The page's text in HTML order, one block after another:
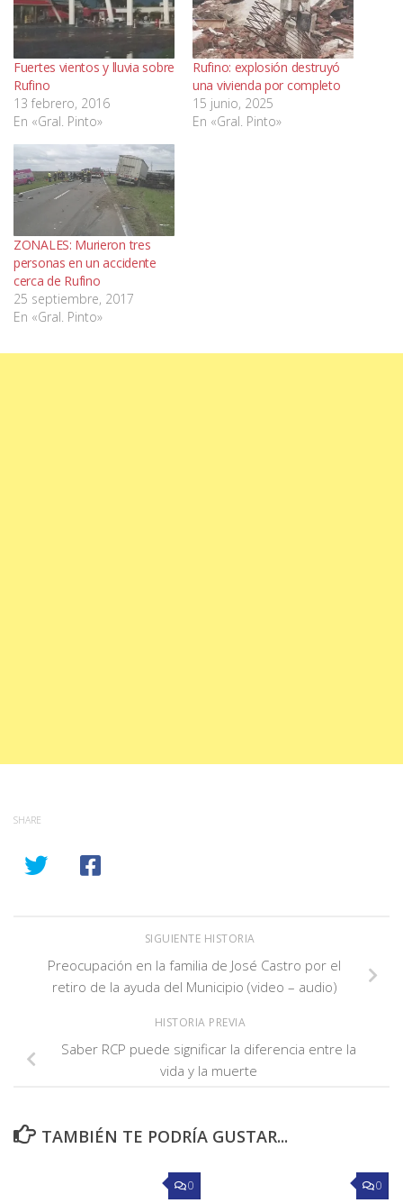
Fuertes vientos y lluvia sobre
Rufino
13 febrero, 2016
En «Gral. Pinto»
Rufino: explosión destruyó
una vivienda por completo
15 junio, 2025
En «Gral. Pinto»
ZONALES: Murieron tres
personas en un accidente
cerca de Rufino
25 septiembre, 2017
En «Gral. Pinto»
SHARE
SIGUIENTE HISTORIA
Preocupación en la familia de José Castro por el
retiro de la ayuda del Municipio (video – audio)
HISTORIA PREVIA
Saber RCP puede significar la diferencia entre la
vida y la muerte
TAMBIÉN TE PODRÍA GUSTAR...
0 0